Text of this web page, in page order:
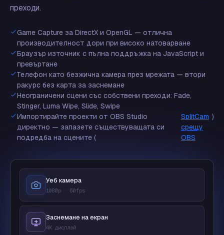
преходи.
Game Capture за DirectX и OpenGL — отлична
производителност дори при високо натоварване
Браузър източник с пълна поддръжка на JavaScript и
превъртане
Телефон като безжична камера през мрежата — втори
ракурс без карта за заснемане
Неограничени сцени със собствени преходи: Fade,
Stinger, Luma Wipe, Slide, Swipe
Импортирайте проекти от OBS Studio
директно — запазете съществуващата си
подредба на сцените (
SplitCam
срещу
OBS
)
Уеб камера
1080p · 60fps
Заснемане на екран
4K дисплей